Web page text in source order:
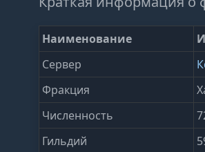
Наименование
Сервер
Фракция
Численность
Гильдий